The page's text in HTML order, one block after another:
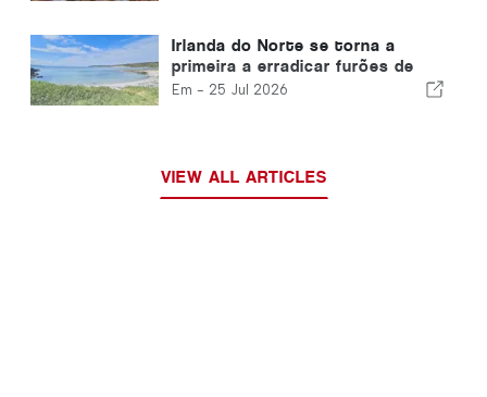
Irlanda do Norte se torna a
primeira a erradicar furões de
uma ilha habitada
Em - 25 Jul 2026
VIEW ALL ARTICLES